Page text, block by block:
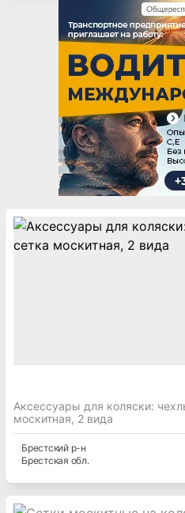
Аксессуары для коляски:
москитная, 2 вида
Брестскийр-н
Брестская обл.